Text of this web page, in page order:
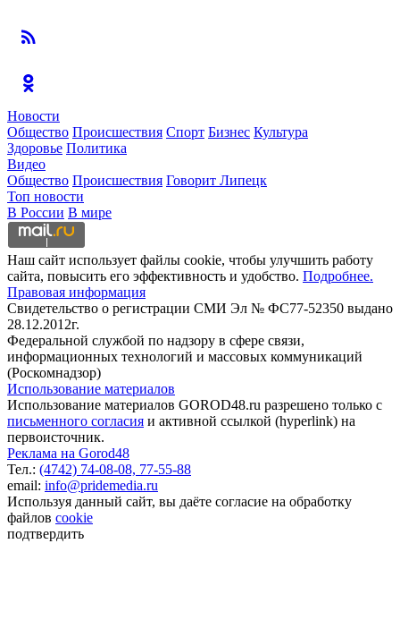
Новости
Общество Происшествия Спорт Бизнес Культура
Здоровье Политика
Видео
Общество Происшествия Говорит Липецк
Топ новости
В России В мире
Наш сайт использует файлы cookie, чтобы улучшить работу
сайта, повысить его эффективность и удобство. Подробнее.
Правовая информация
Свидетельство о регистрации СМИ Эл № ФС77-52350 выдано
28.12.2012г.
Федеральной службой по надзору в сфере связи,
информационных технологий и массовых коммуникаций
(Роскомнадзор)
Использование материалов
Использование материалов GOROD48.ru разрешено только с
письменного согласия и активной ссылкой (hyperlink) на
первоисточник.
Реклама на Gorod48
Тел.: (4742) 74-08-08, 77-55-88
email: info@pridemedia.ru
Используя данный сайт, вы даёте согласие на обработку
файлов cookie
подтвердить